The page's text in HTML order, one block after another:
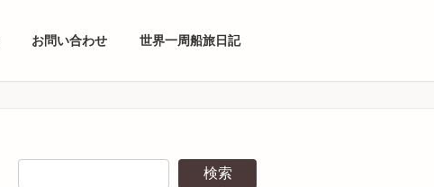
お問い合わせ 世界一周船旅日記
検索